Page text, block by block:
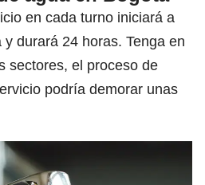
en cada turno iniciará a
durará 24 horas. Tenga en
sectores, el proceso de
podría demorar unas